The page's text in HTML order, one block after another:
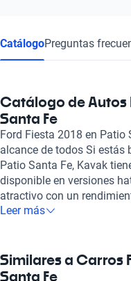
CatálogoPreguntas
Catálogo de Autos
Santa Fe
Ford Fiesta 2018 en Patio
alcance de todos Si estás
Patio Santa Fe, Kavak
disponible en versiones
atractivo con un
motor de 1.6 litros de
eficiencia de combustible,
5.3 y 6.0 litros cada 100
Leer más
Similares a Carros
Santa Fe